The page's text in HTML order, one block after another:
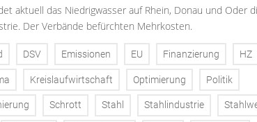
aktuell das Niedrigwasser auf Rhein, Donau und Oder
Der Verbände befürchten Mehrkosten.
DSV Emissionen EU Finanzierung HZ
Kreislaufwirtschaft Optimierung Politik
Schrott Stahl Stahlindustrie